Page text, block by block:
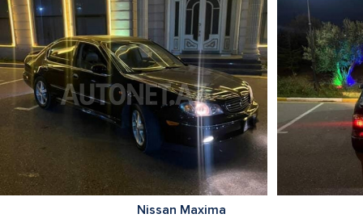
Nissan Maxima